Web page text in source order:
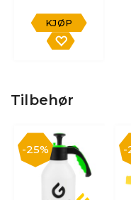
KJØP
Tilbehør
25%